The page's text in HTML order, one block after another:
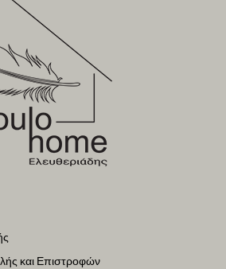
και Επιστροφών